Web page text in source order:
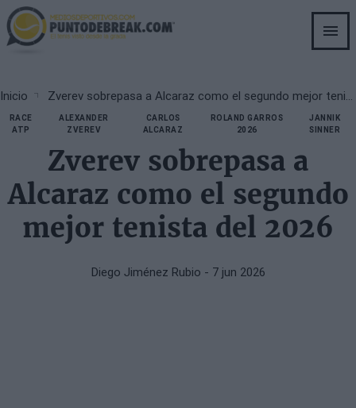
Skip
to
main
Breadcrumb
Inicio
RACE
ATP
ALEXANDER
ZVEREV
CARLOS
ALCARAZ
ROLAND GARROS
2026
JANNIK
SINNER
Zverev sobrepasa a
Alcaraz como el segundo
mejor tenista del 2026
Diego Jiménez Rubio - 7 jun 2026